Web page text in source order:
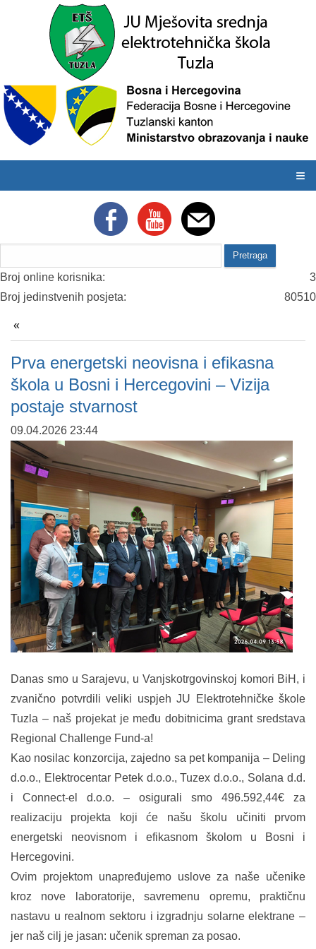
≡
Broj online korisnika:
3
Broj jedinstvenih posjeta:
80510
Prva energetski neovisna i efikasna
škola u Bosni i Hercegovini – Vizija
postaje stvarnost
09.04.2026 23:44
Danas smo u Sarajevu, u Vanjskotrgovinskoj komori BiH, i
zvanično potvrdili veliki uspjeh JU Elektrotehničke škole
Tuzla – naš projekat je među dobitnicima grant sredstava
Regional Challenge Fund-a!
Kao nosilac konzorcija, zajedno sa pet kompanija – Deling
d.o.o., Elektrocentar Petek d.o.o., Tuzex d.o.o., Solana d.d.
i Connect-el d.o.o. – osigurali smo 496.592,44€ za
realizaciju projekta koji će našu školu učiniti prvom
energetski neovisnom i efikasnom školom u Bosni i
Hercegovini.
Ovim projektom unapređujemo uslove za naše učenike
kroz nove laboratorije, savremenu opremu, praktičnu
nastavu u realnom sektoru i izgradnju solarne elektrane –
jer naš cilj je jasan: učenik spreman za posao.